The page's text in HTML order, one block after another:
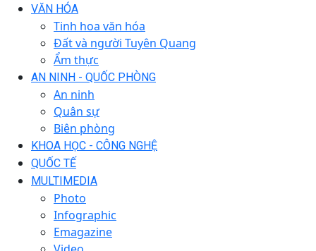
VĂN HÓA
Tinh hoa văn hóa
Đất và người Tuyên Quang
Ẩm thực
AN NINH - QUỐC PHÒNG
An ninh
Quân sự
Biên phòng
KHOA HỌC - CÔNG NGHỆ
QUỐC TẾ
MULTIMEDIA
Photo
Infographic
Emagazine